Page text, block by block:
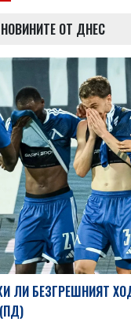
ОТ ДНЕС
ЛИ БЕЗГРЕШНИЯТ